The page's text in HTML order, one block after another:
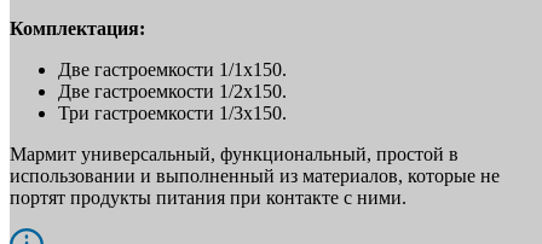
Комплектация:
Две гастроемкости 1/1x150.
Две гастроемкости 1/2x150.
Три гастроемкости 1/3x150.
Мармит универсальный, функциональный, простой в
использовании и выполненный из материалов, которые не
портят продукты питания при контакте с ними.